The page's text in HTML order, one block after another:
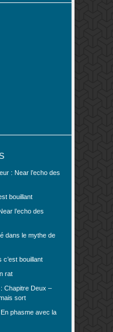
: Near l’echo des
bouillant
l’echo des
dans le mythe de
c’est bouillant
rat
Chapitre Deux –
sort
phasme avec la